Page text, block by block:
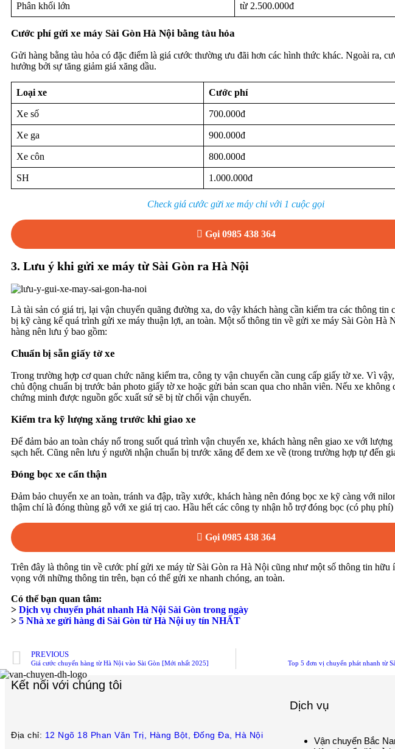
Phân khối lớn từ 2.500.000đ
Cước phí gửi xe máy Sài Gòn Hà Nội bằng tàu hỏa
Gửi hàng bằng tàu hỏa có đặc điểm là giá cước thường ưu đãi hơn các hình thức khác. Ngoài ra,
hưởng bởi sự tăng giảm giá xăng dầu.
Loại xe Cước phí
Xe số 700.000đ
Xe ga 900.000đ
Xe côn 800.000đ
SH 1.000.000đ
Check giá cước gửi xe máy chỉ với 1 cuộc gọi
Gọi 0985 438 364
3. Lưu ý khi gửi xe máy từ Sài Gòn ra Hà Nội
Là tài sản có giá trị, lại vận chuyển quãng đường xa, do vậy khách hàng cần kiểm tra các thông tin
bị kỹ càng kể quá trình gửi xe máy thuận lợi, an toàn. Một số thông tin về gửi xe máy Sài Gòn Hà
hàng nên lưu ý bao gồm:
Chuẩn bị sẵn giấy tờ xe
Trong trường hợp cơ quan chức năng kiểm tra, công ty vận chuyển cần cung cấp giấy tờ xe. Vì
chủ động chuẩn bị trước bản photo giấy tờ xe hoặc gửi bản scan qua cho nhân viên. Nếu xe không
chứng minh được nguồn gốc xuất sứ sẽ bị từ chối vận chuyển.
Kiểm tra kỹ lượng xăng trước khi giao xe
Để đảm bảo an toàn cháy nổ trong suốt quá trình vận chuyển xe, khách hàng nên giao xe với
sạch hết. Cũng nên lưu ý người nhận chuẩn bị trước xăng để đem xe về (trong trường hợp tự đến
Đóng bọc xe cẩn thận
Đảm bảo chuyển xe an toàn, tránh va đập, trầy xước, khách hàng nên đóng bọc xe kỹ càng với
thậm chí là đóng thùng gỗ với xe giá trị cao. Hầu hết các công ty nhận hỗ trợ đóng bọc (có phụ phí)
Gọi 0985 438 364
Trên đây là thông tin về cước phí gửi xe máy từ Sài Gòn ra Hà Nội cũng như một số thông tin hữu
vọng với những thông tin trên, bạn có thể gửi xe nhanh chóng, an toàn.
Có thể bạn quan tâm:
> Dịch vụ chuyển phát nhanh Hà Nội Sài Gòn trong ngày
> 5 Nhà xe gửi hàng đi Sài Gòn từ Hà Nội uy tín NHẤT
PREVIOUS
Giá cước chuyển hàng từ Hà Nội vào Sài Gòn [Mới nhất 2025] Top 5 đơn vị chuyển phát nhanh từ
Kết nối với chúng tôi
Địa chỉ: 12 Ngõ 18 Phan Văn Trị, Hàng Bột, Đống Đa, Hà Nội
Dịch vụ
Vận chuyển Bắc